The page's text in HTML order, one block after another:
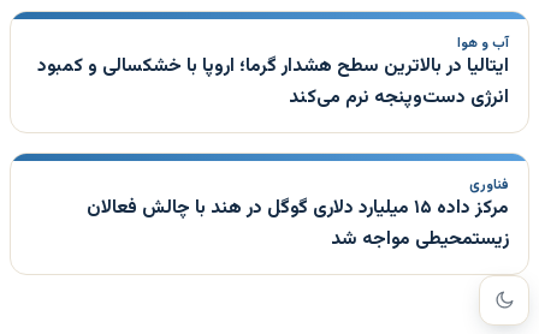
آب و هوا
ایتالیا در بالاترین سطح هشدار گرما؛ اروپا با خشکسالی و کمبود
انرژی دست‌وپنجه نرم می‌کند
فناوری
مرکز داده ۱۵ میلیارد دلاری گوگل در هند با چالش فعالان
زیستمحیطی مواجه شد